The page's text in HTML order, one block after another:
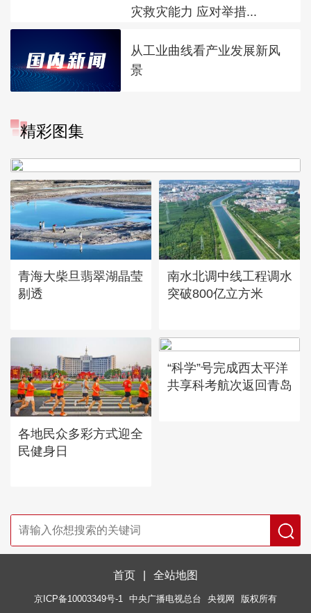
灾救灾能力 应对举措...
从工业曲线看产业发展新风
景
精彩图集
“大地指纹”奏响夏夜文旅乐
青海大柴旦翡翠湖晶莹
剔透
南水北调中线工程调水
突破800亿立方米
各地民众多彩方式迎全
民健身日
“科学”号完成西太平洋
共享科考航次返回青岛
首页 全站地图
京ICP备10003349号-1 中央广播电视总台 央视网 版权所有